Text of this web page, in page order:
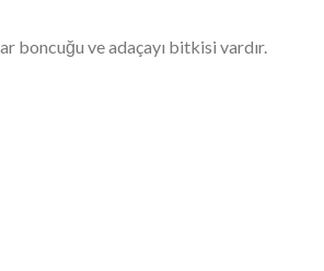
boncuğu ve adaçayı bitkisi vardır.